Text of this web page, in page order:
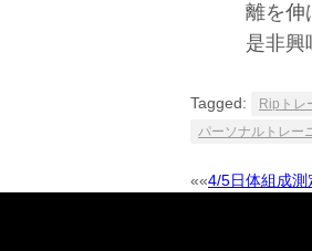
離を伸
是非興
Tagged: Ripトレ
パーソナルトレー
Post
««4/5日体組成測